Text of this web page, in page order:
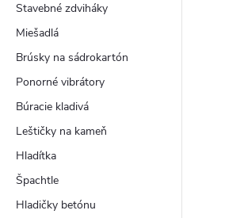
Stavebné zdviháky
Miešadlá
Brúsky na sádrokartón
Ponorné vibrátory
Búracie kladivá
Leštičky na kameň
Hladítka
Špachtle
Hladičky betónu